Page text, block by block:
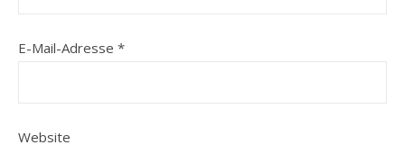
E-Mail-Adresse *
Website